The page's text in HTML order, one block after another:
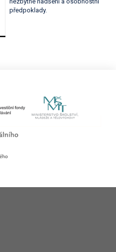
předpoklady.